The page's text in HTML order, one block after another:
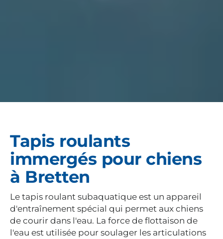
Tapis roulants
immergés pour chiens
à Bretten
Le tapis roulant subaquatique est un appareil
d'entraînement spécial qui permet aux chiens
de courir dans l'eau. La force de flottaison de
l'eau est utilisée pour soulager les articulations